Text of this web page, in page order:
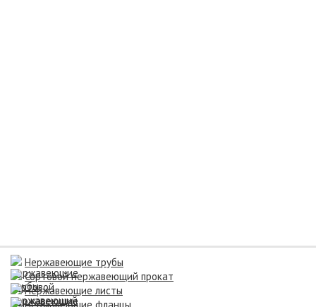
Нержавеющие трубы
Сортовой нержавеющий прокат
Нержавеющие листы
Нержавеющие фланцы